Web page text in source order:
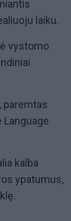
laiku.
vystomo
paremtas
Language
kalba
ypatumus,